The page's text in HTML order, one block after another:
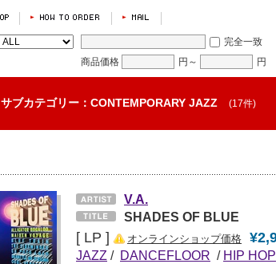
完全一致
商品価格
円～ 円
サブカテゴリー：CONTEMPORARY JAZZ (17件)
V.A.
SHADES OF BLUE
[ LP ] オンラインショップ価格
JAZZ / DANCEFLOOR / HIP HOP